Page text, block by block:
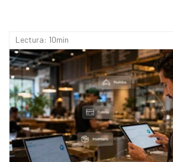
Lectura: 10min